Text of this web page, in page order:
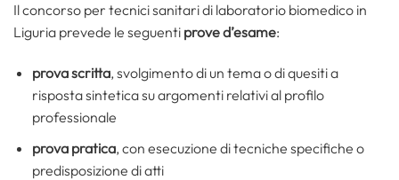
Il concorso per tecnici sanitari di laboratorio biomedico in
Liguria prevede le seguenti prove d’esame:
prova scritta, svolgimento di un tema o di quesiti a
risposta sintetica su argomenti relativi al profilo
professionale
prova pratica, con esecuzione di tecniche specifiche o
predisposizione di atti